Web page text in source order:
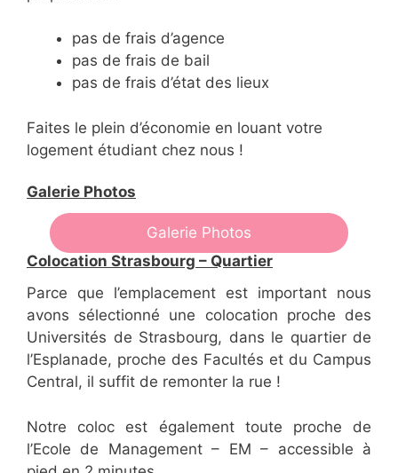
pas de frais d’agence
pas de frais de bail
pas de frais d’état des lieux
Faites le plein d’économie en louant votre
logement étudiant chez nous !
Galerie Photos
Galerie Photos
Colocation Strasbourg – Quartier
Parce que l’emplacement est important nous
avons sélectionné une colocation proche des
Universités de Strasbourg, dans le quartier de
l’Esplanade, proche des Facultés et du Campus
Central, il suffit de remonter la rue !
Notre coloc est également toute proche de
l’Ecole de Management – EM – accessible à